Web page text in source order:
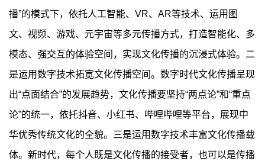
播”的模式下，依托人工智能、VR、AR等技术、运用图
文、视频、游戏、元宇宙等多元传播方式，打造智能化、多
模态、强交互的体验空间，实现文化传播的沉浸式体验。二
是运用数字技术拓宽文化传播空间。数字时代文化传播呈现
出“点面结合”的发展趋势，文化传播要坚持“两点论”和“重点
论”的统一，依托抖音、小红书、哔哩哔哩等平台，展现中
华优秀传统文化的全貌。三是运用数字技术丰富文化传播载
体。新时代，每个人既是文化传播的接受者，也可以是传播